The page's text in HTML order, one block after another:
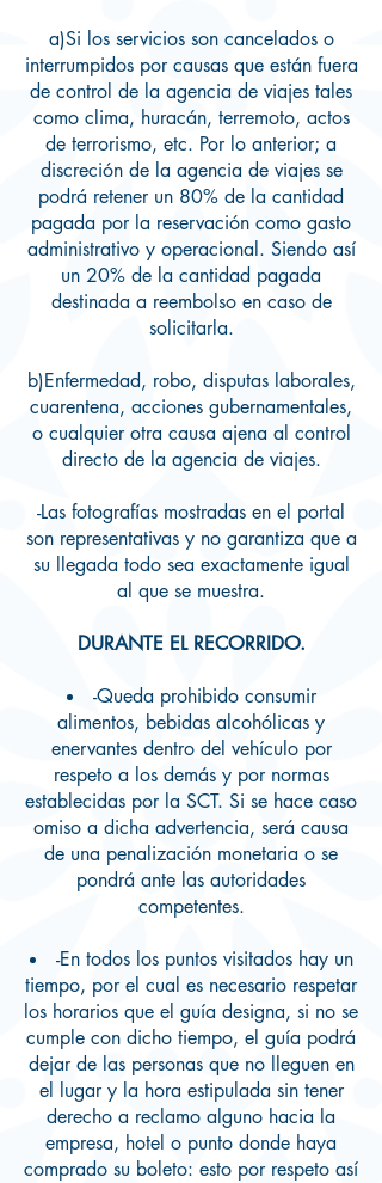
a)Si los servicios son cancelados o
interrumpidos por causas que están fuera
de control de la agencia de viajes tales
como clima, huracán, terremoto, actos
de terrorismo, etc. Por lo anterior; a
discreción de la agencia de viajes se
podrá retener un 80% de la cantidad
pagada por la reservación como gasto
administrativo y operacional. Siendo así
un 20% de la cantidad pagada
destinada a reembolso en caso de
solicitarla.
b)Enfermedad, robo, disputas laborales,
cuarentena, acciones gubernamentales,
o cualquier otra causa ajena al control
directo de la agencia de viajes.
-Las fotografías mostradas en el portal
son representativas y no garantiza que a
su llegada todo sea exactamente igual
al que se muestra.
DURANTE EL RECORRIDO.
-Queda prohibido consumir
alimentos, bebidas alcohólicas y
enervantes dentro del vehículo por
respeto a los demás y por normas
establecidas por la SCT. Si se hace caso
omiso a dicha advertencia, será causa
de una penalización monetaria o se
pondrá ante las autoridades
competentes.
-En todos los puntos visitados hay un
tiempo, por el cual es necesario respetar
los horarios que el guía designa, si no se
cumple con dicho tiempo, el guía podrá
dejar de las personas que no lleguen en
el lugar y la hora estipulada sin tener
derecho a reclamo alguno hacia la
empresa, hotel o punto donde haya
comprado su boleto: esto por respeto así